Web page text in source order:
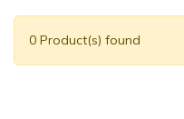
0 Product(s) found